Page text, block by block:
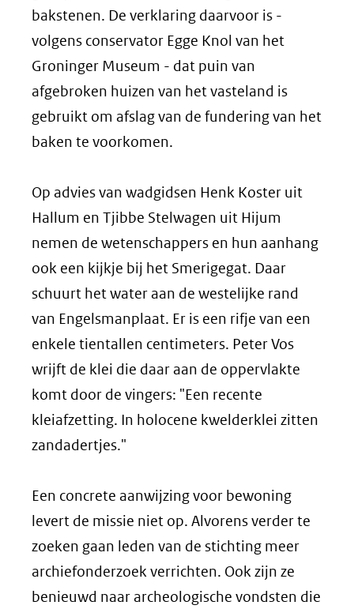
bakstenen. De verklaring daarvoor is -
volgens conservator Egge Knol van het
Groninger Museum - dat puin van
afgebroken huizen van het vasteland is
gebruikt om afslag van de fundering van het
baken te voorkomen.
Op advies van wadgidsen Henk Koster uit
Hallum en Tjibbe Stelwagen uit Hijum
nemen de wetenschappers en hun aanhang
ook een kijkje bij het Smerigegat. Daar
schuurt het water aan de westelijke rand
van Engelsmanplaat. Er is een rifje van een
enkele tientallen centimeters. Peter Vos
wrijft de klei die daar aan de oppervlakte
komt door de vingers: "Een recente
kleiafzetting. In holocene kwelderklei zitten
zandadertjes."
Een concrete aanwijzing voor bewoning
levert de missie niet op. Alvorens verder te
zoeken gaan leden van de stichting meer
archiefonderzoek verrichten. Ook zijn ze
benieuwd naar archeologische vondsten die